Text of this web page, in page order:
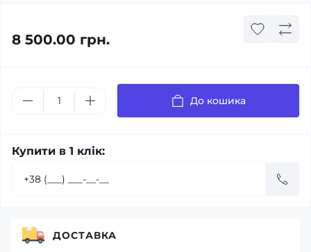
8 500.00 грн.
До кошика
Купити в 1 клік:
ДОСТАВКА